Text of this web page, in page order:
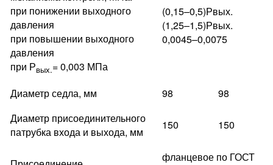
при понижении выходного
давления
при повышении выходного
давления
при Рвых.= 0,003 МПа
(0,15–0,5)Рвых.
(1,25–1,5)Рвых.
0,0045–0,0075
Диаметр седла, мм 98
98
Диаметр присоединительного
патрубка входа и выхода, мм
150 150
фланцевое по ГОСТ